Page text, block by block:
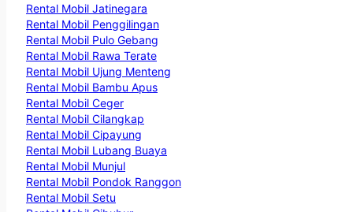
Rental Mobil Jatinegara
Rental Mobil Penggilingan
Rental Mobil Pulo Gebang
Rental Mobil Rawa Terate
Rental Mobil Ujung Menteng
Rental Mobil Bambu Apus
Rental Mobil Ceger
Rental Mobil Cilangkap
Rental Mobil Cipayung
Rental Mobil Lubang Buaya
Rental Mobil Munjul
Rental Mobil Pondok Ranggon
Rental Mobil Setu